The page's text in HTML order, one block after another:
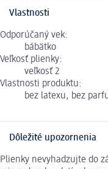
Vlastnosti
Odporúčaný vek:
bábätko
Veľkosť plienky:
veľkosť 2
Vlastnosti produktu:
bez latexu, bez
Dôležité upozornenia
Plienky nevyhadzujte do